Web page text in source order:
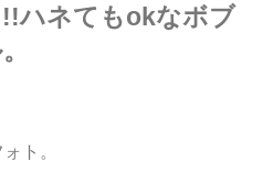
ハネてもokなボブ
ト。